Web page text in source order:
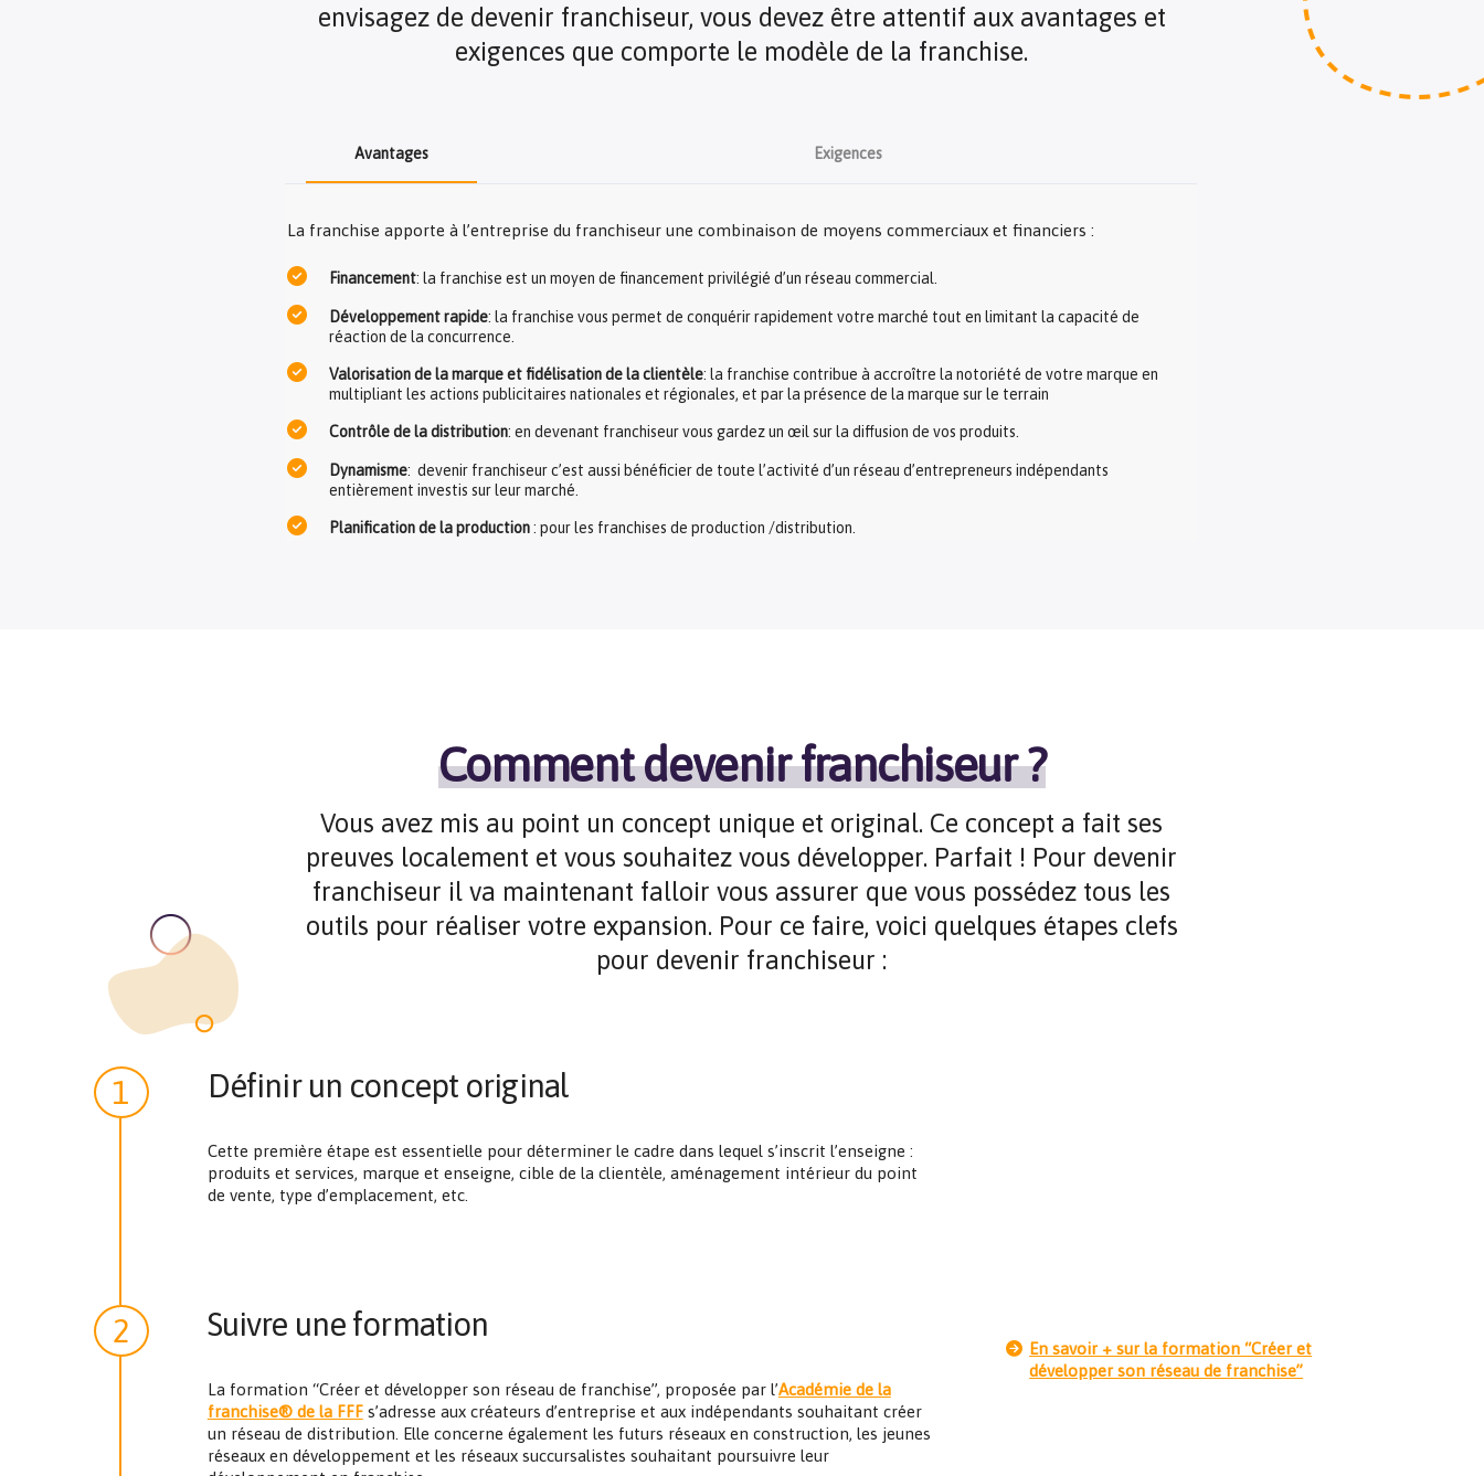
envisagez de devenir franchiseur, vous devez être attentif aux avantages et
exigences que comporte le modèle de la franchise.
Avantages Exigences
La franchise apporte à l’entreprise du franchiseur une combinaison de moyens commerciaux et financiers :
Financement: la franchise est un moyen de financement privilégié d’un réseau commercial.
Développement rapide: la franchise vous permet de conquérir rapidement votre marché tout en limitant la capacité de
réaction de la concurrence.
Valorisation de la marque et fidélisation de la clientèle: la franchise contribue à accroître la notoriété de votre marque en
multipliant les actions publicitaires nationales et régionales, et par la présence de la marque sur le terrain
Contrôle de la distribution: en devenant franchiseur vous gardez un œil sur la diffusion de vos produits.
Dynamisme: devenir franchiseur c’est aussi bénéficier de toute l’activité d’un réseau d’entrepreneurs indépendants
entièrement investis sur leur marché.
Planification de la production: pour les franchises de production /distribution.
Comment devenir franchiseur ?
Vous avez mis au point un concept unique et original. Ce concept a fait ses
preuves localement et vous souhaitez vous développer. Parfait ! Pour devenir
franchiseur il va maintenant falloir vous assurer que vous possédez tous les
outils pour réaliser votre expansion. Pour ce faire, voici quelques étapes clefs
pour devenir franchiseur :
1 Définir un concept original
Cette première étape est essentielle pour déterminer le cadre dans lequel s’inscrit l’enseigne :
produits et services, marque et enseigne, cible de la clientèle, aménagement intérieur du point
de vente, type d’emplacement, etc.
2 Suivre une formation
La formation “Créer et développer son réseau de franchise”, proposée par l’Académie de la
franchise®de la FFFs’adresse aux créateurs d’entreprise et aux indépendants souhaitant créer
un réseau de distribution. Elle concerne également les futurs réseaux en construction, les jeunes
réseaux en développement et les réseaux succursalistes souhaitant poursuivre leur
En savoir + sur la formation “Créer et
développer son réseau de franchise”